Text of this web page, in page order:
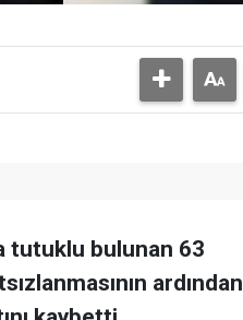
tutuklu bulunan 63
ardından